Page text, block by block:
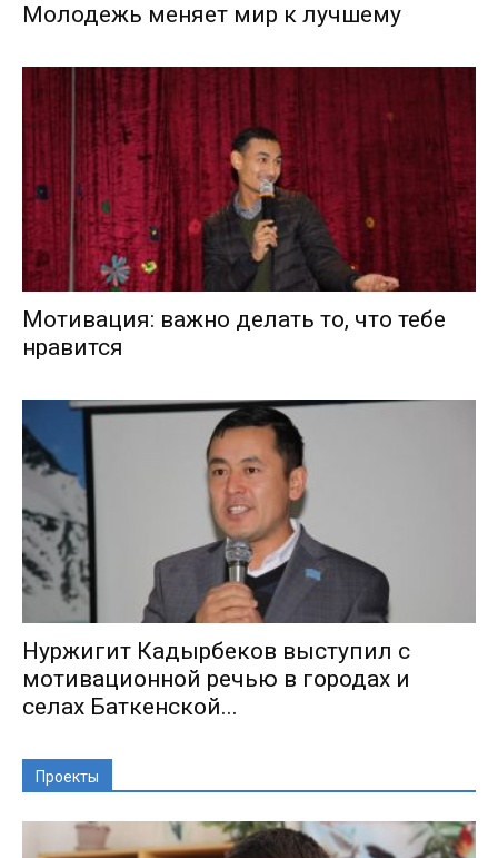
Молодежь меняет мир к лучшему
Мотивация: важно делать то, что тебе
нравится
Нуржигит Кадырбеков выступил с
мотивационной речью в городах и
селах Баткенской...
Проекты